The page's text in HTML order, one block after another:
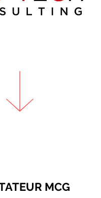
MCG